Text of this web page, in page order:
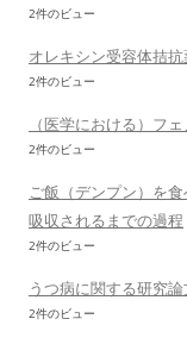
2件のビュー
オレキシン受容体拮
2件のビュー
（医学における）フ
2件のビュー
ご飯（デンプン）を
吸収されるまでの過程
2件のビュー
うつ病に関する研究論
2件のビュー